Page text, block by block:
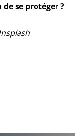
se protéger ?